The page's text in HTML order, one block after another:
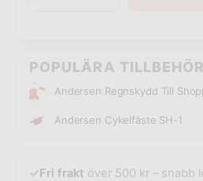
POPULÄRA TILLBEHÖR
Andersen Cykelfäste SH-1
✓Fri frakt över 500 kr – snabb